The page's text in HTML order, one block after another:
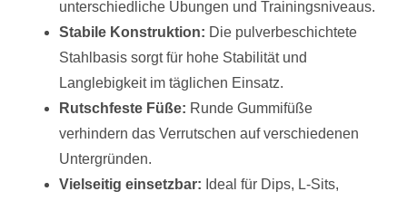
unterschiedliche Übungen und Trainingsniveaus.
Stabile Konstruktion: Die pulverbeschichtete
Stahlbasis sorgt für hohe Stabilität und
Langlebigkeit im täglichen Einsatz.
Rutschfeste Füße: Runde Gummifüße
verhindern das Verrutschen auf verschiedenen
Untergründen.
Vielseitig einsetzbar: Ideal für Dips, L-Sits,